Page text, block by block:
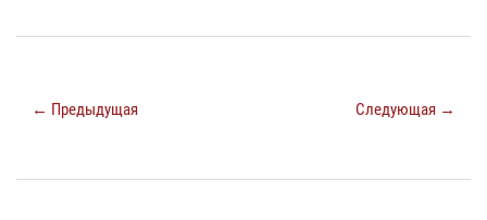
← Предыдущая Следующая →